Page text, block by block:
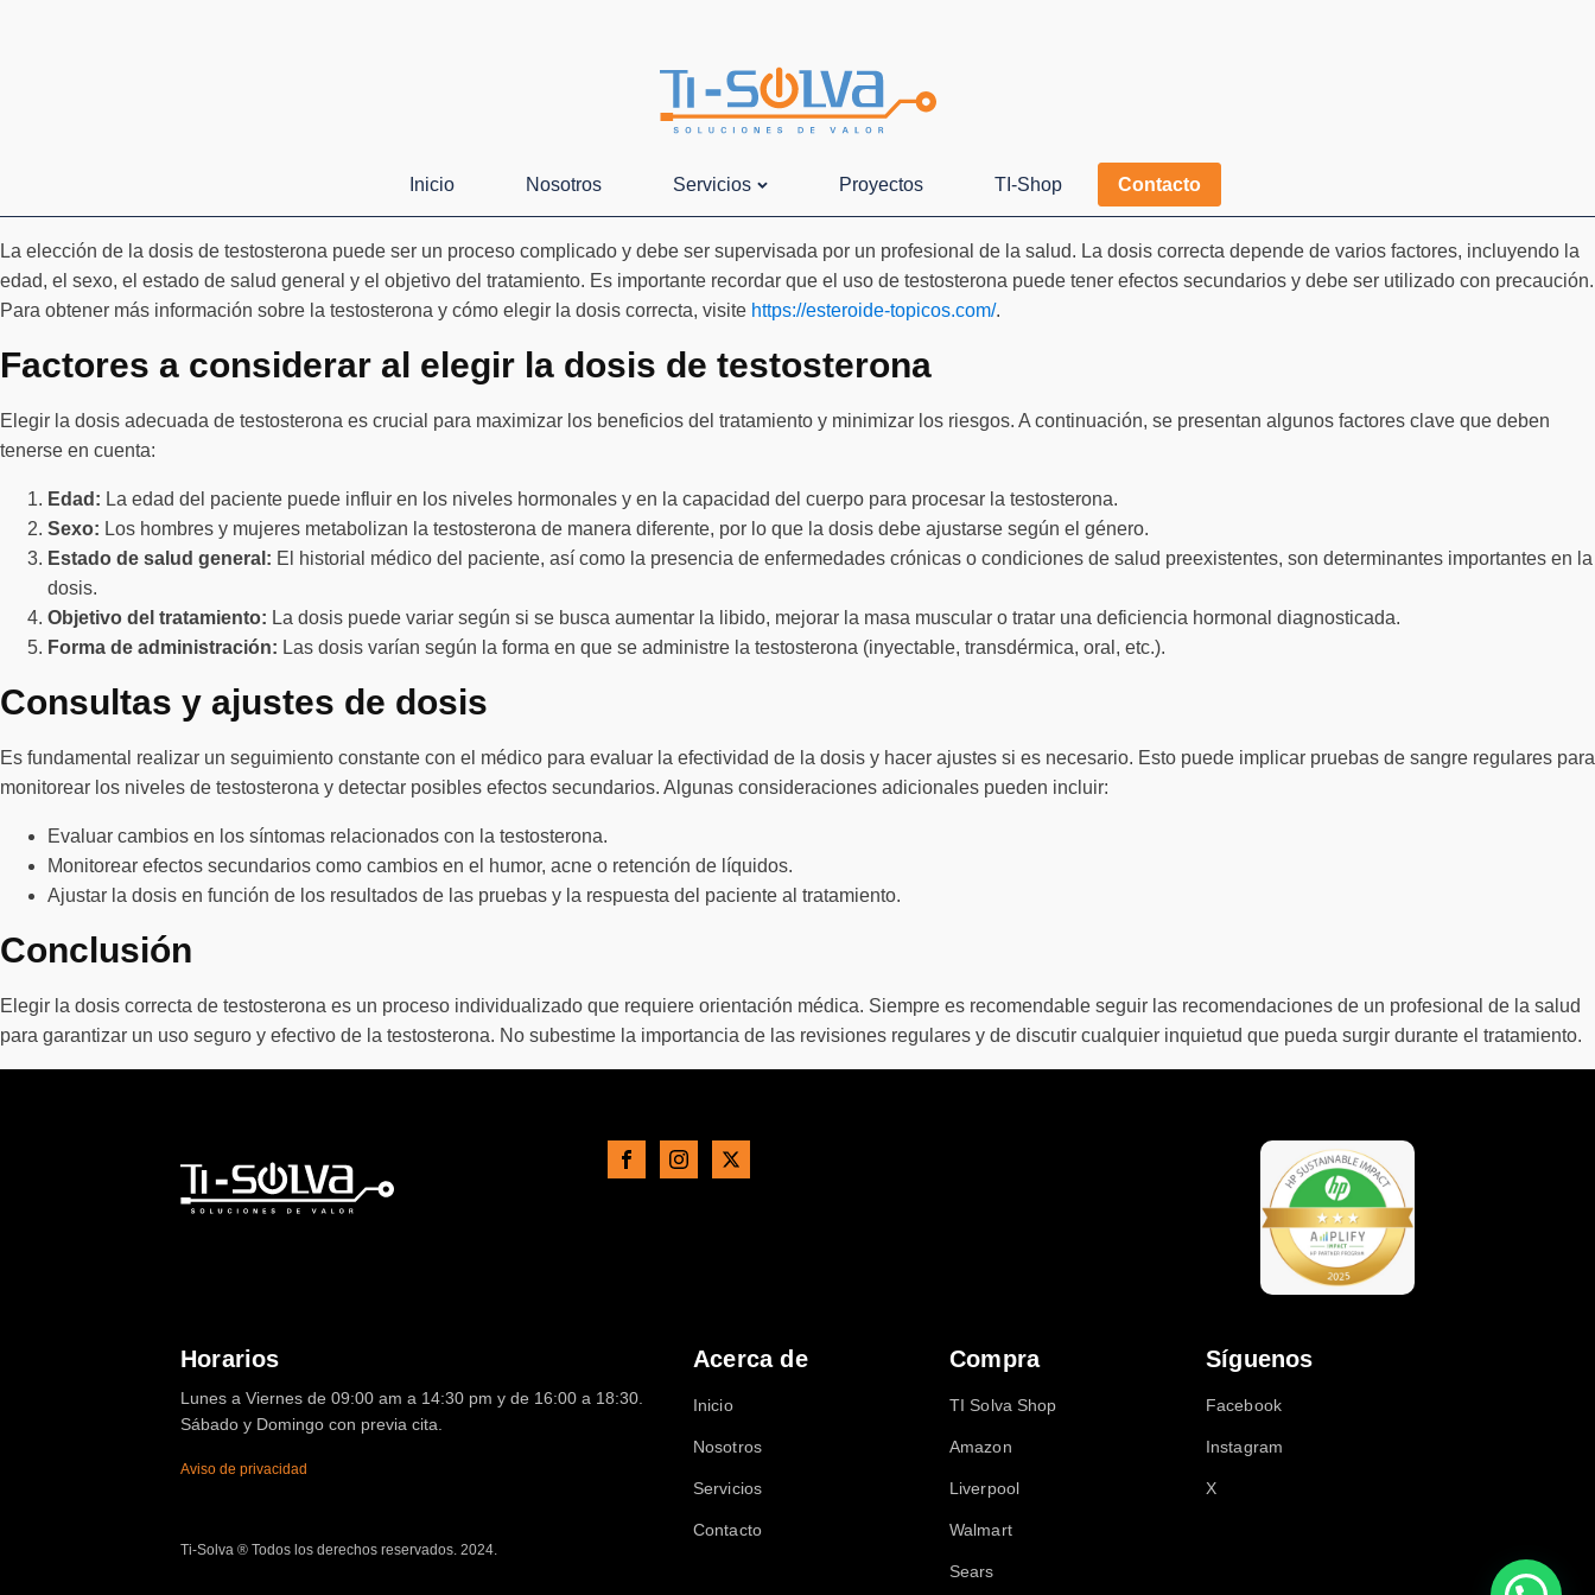
Inicio Nosotros Servicios Proyectos TI-Shop Contacto
La elección de la dosis de testosterona puede ser un proceso complicado y debe ser supervisada por un profesional de la salud. La dosis correcta depende de varios factores, incluyendo la
edad, el sexo, el estado de salud general y el objetivo del tratamiento. Es importante recordar que el uso de testosterona puede tener efectos secundarios y debe ser utilizado con precaución.
Para obtener más información sobre la testosterona y cómo elegir la dosis correcta, visite https://esteroide-topicos.com/.
Factores a considerar al elegir la dosis de testosterona
Elegir la dosis adecuada de testosterona es crucial para maximizar los beneficios del tratamiento y minimizar los riesgos. A continuación, se presentan algunos factores clave que deben
tenerse en cuenta:
Edad: La edad del paciente puede influir en los niveles hormonales y en la capacidad del cuerpo para procesar la testosterona.
Sexo: Los hombres y mujeres metabolizan la testosterona de manera diferente, por lo que la dosis debe ajustarse según el género.
Estado de salud general: El historial médico del paciente, así como la presencia de enfermedades crónicas o condiciones de salud preexistentes, son determinantes importantes en la
dosis.
Objetivo del tratamiento: La dosis puede variar según si se busca aumentar la libido, mejorar la masa muscular o tratar una deficiencia hormonal diagnosticada.
Forma de administración: Las dosis varían según la forma en que se administre la testosterona (inyectable, transdérmica, oral, etc.).
Consultas y ajustes de dosis
Es fundamental realizar un seguimiento constante con el médico para evaluar la efectividad de la dosis y hacer ajustes si es necesario. Esto puede implicar pruebas de sangre regulares para
monitorear los niveles de testosterona y detectar posibles efectos secundarios. Algunas consideraciones adicionales pueden incluir:
Evaluar cambios en los síntomas relacionados con la testosterona.
Monitorear efectos secundarios como cambios en el humor, acne o retención de líquidos.
Ajustar la dosis en función de los resultados de las pruebas y la respuesta del paciente al tratamiento.
Conclusión
Elegir la dosis correcta de testosterona es un proceso individualizado que requiere orientación médica. Siempre es recomendable seguir las recomendaciones de un profesional de la salud
para garantizar un uso seguro y efectivo de la testosterona. No subestime la importancia de las revisiones regulares y de discutir cualquier inquietud que pueda surgir durante el tratamiento.
Horarios
Lunes a Viernes de 09:00 am a 14:30 pm y de 16:00 a 18:30.
Sábado y Domingo con previa cita.
Aviso de privacidad
Ti-Solva ® Todos los derechos reservados. 2024.
Acerca de
Inicio
Nosotros
Servicios
Contacto
Compra
TI Solva Shop
Amazon
Liverpool
Walmart
Sears
Síguenos
Facebook
Instagram
X